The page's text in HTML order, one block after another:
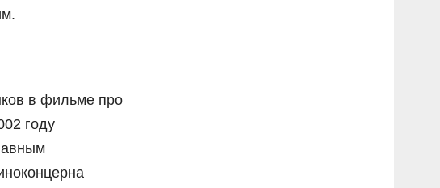
в фильме про
году